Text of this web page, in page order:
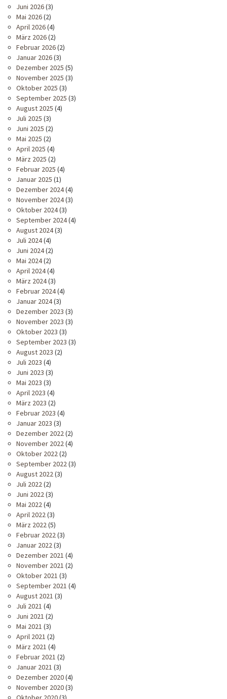
Juni 2026(3)
Mai 2026(2)
April 2026(4)
März 2026(2)
Februar 2026(2)
Januar 2026(3)
Dezember 2025 (5)
November 2025 (3)
Oktober 2025 (3)
September 2025 (3)
August 2025 (4)
Juli 2025 (3)
Juni 2025 (2)
Mai 2025 (2)
April 2025 (4)
März 2025 (2)
Februar 2025 (4)
Januar 2025 (1)
Dezember 2024(4)
November 2024(3)
Oktober 2024(3)
September 2024(4)
August 2024(3)
Juli 2024(4)
Juni 2024(2)
Mai 2024(2)
April 2024(4)
März 2024(3)
Februar 2024(4)
Januar 2024(3)
Dezember 2023 (3)
November 2023 (3)
Oktober 2023 (3)
September 2023 (3)
August 2023 (2)
Juli 2023 (4)
Juni 2023 (3)
Mai 2023 (3)
April 2023 (4)
März 2023 (2)
Februar 2023 (4)
Januar 2023 (3)
Dezember 2022(2)
November 2022(4)
Oktober 2022(2)
September 2022(3)
August 2022(3)
Juli 2022(2)
Juni 2022(3)
Mai 2022(4)
April 2022(3)
März 2022(5)
Februar 2022(3)
Januar 2022(3)
Dezember 2021 (4)
November 2021 (2)
Oktober 2021 (3)
September 2021 (4)
August 2021 (3)
Juli 2021 (4)
Juni 2021 (2)
Mai 2021 (3)
April 2021 (2)
März 2021 (4)
Februar 2021 (2)
Januar 2021 (3)
Dezember 2020(4)
November 2020(3)